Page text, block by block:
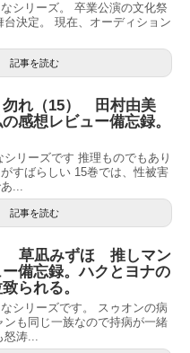
シリーズ。 卒業公演の文化祭
決定。 現在、オーディション
記事を読む
勿れ（15） 田村由美
感想レビュー備忘録。
リーズです 推理ものでもあり
すばらしい 15巻では、性被害
...
記事を読む
草凪みずほ 推しマン
備忘録。ハクとヨナの
られる。
シリーズです。 スゥオンの病
も同じ一族なので持病が一緒
怒涛...